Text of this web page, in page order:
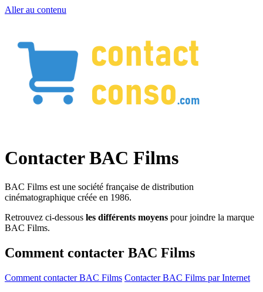
Aller au contenu
Contacter BAC Films
BAC Films est une société française de distribution
cinématographique créée en 1986.
Retrouvez ci-dessous les différents moyens pour joindre la marque
BAC Films.
Comment contacter BAC Films
Comment contacter BAC Films Contacter BAC Films par Internet